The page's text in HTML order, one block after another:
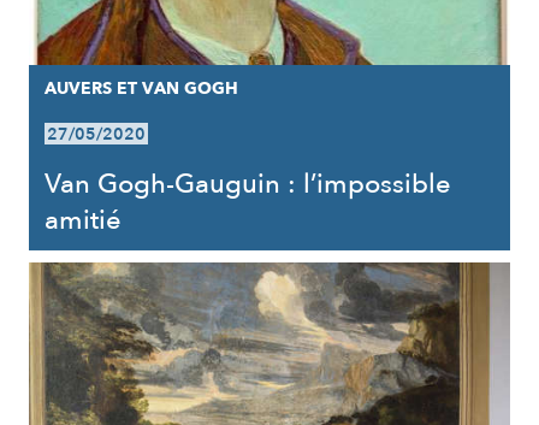
AUVERS ET VAN GOGH
27/05/2020
Van Gogh-Gauguin : l’impossible
amitié